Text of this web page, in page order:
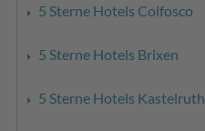
5 Sterne Hotels Colfosco
5 Sterne Hotels Brixen
5 Sterne Hotels Kastelruth